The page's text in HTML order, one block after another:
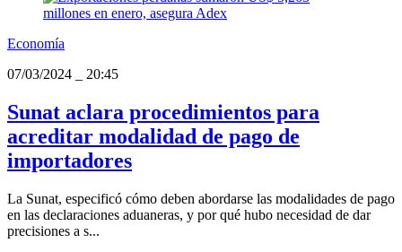
Economía
07/03/2024
20:45
Sunat aclara procedimientos para
acreditar modalidad de pago de
importadores
La Sunat, especificó cómo deben abordarse las modalidades de pago
en las declaraciones aduaneras, y por qué hubo necesidad de dar
precisiones a s...